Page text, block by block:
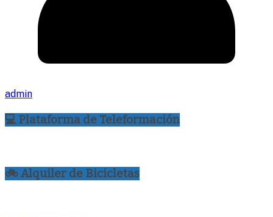
admin
💻 Plataforma de Teleformación
🚲 Alquiler de Bicicletas